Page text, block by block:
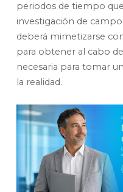
periodos de tiempo
investigación de
deberá mimetizarse
para obtener al cabo
necesaria para tomar
la realidad.